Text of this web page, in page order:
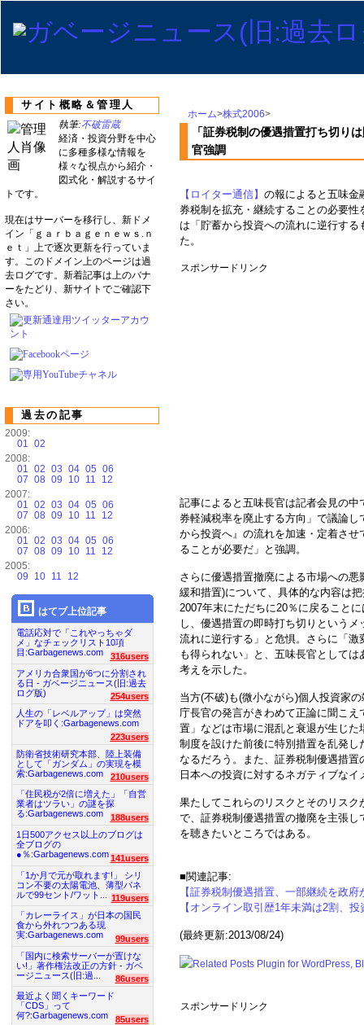
ホーム>株式2006>
「証券税制の優遇措置打ち切り
官強調
【ロイター通信】 の報によると五味金
券税制を拡充・継続することの必要
は「貯蓄から投資への流れに逆行す
た。
スポンサードリンク
記事によると五味長官は記者会見の
券軽減税率を廃止する方向」で議論
から投資へ』の流れを加速・定着さ
ることが必要だ」と強調。
さらに優遇措置撤廃による市場への
緩和措置)について、具体的な内容は
2007年末にただちに20％に戻ること
し、優遇措置の即時打ち切りという
流れに逆行する」と危惧。さらに「
も得られない」と、五味長官として
考えを示した。
当方(不破)も(微小ながら)個人投資家
庁長官の発言がきわめて正論に聞こ
置」などは市場に混乱と衰退が生じ
制度を設けた前後に特別措置を乱発
なるだろう。また、証券税制優遇措
日本への投資に対するネガティブな
果たしてこれらのリスクとそのリス
で、証券税制優遇措置の撤廃を主張
を聴きたいところではある。
■関連記事:
【証券税制優遇措置、一部継続を政
【オンライン取引歴1年未満は2割、
(最終更新:2013/08/24)
スポンサードリンク
サイト概略＆管理人
執筆:不破雷蔵
経済・投資分野を中心
に多種多様な情報を
様々な視点から紹介・
図式化・解説するサイ
トです。
現在はサーバーを移行し、新ドメ
イン「ｇａｒｂａｇｅｎｅｗｓ.ｎ
ｅｔ」上で逐次更新を行っていま
す。このドメイン上のページは過
去ログです。新着記事は上のバナ
ーをたどり、新サイトでご確認下
さい。
過去の記事
2009:
01 02
2008:
01 02 03 04 05 06
07 08 09 10 11
12
2007:
01 02 03 04 05 06
07 08 09 10 11
12
2006:
01 02 03 04 05 06
07 08 09 10 11
12
2005:
09
10 11 12
はてブ上位記事
電話応対で「これやっちゃダ
メ」なチェックリスト10項
目:Garbagenews.com
316users
アメリカ合衆国が6つに分割され
る日 - ガベージニュース(旧:過去
ログ版)
254users
人生の「レベルアップ」は突然
ドアを叩く:Garbagenews.com
223users
防衛省技術研究本部、陸上装備
として「ガンダム」の実現を模
索:Garbagenews.com
210users
「住民税が2倍に増えた」「自営
業者はツラい」の謎を探
る:Garbagenews.com
188users
1日500アクセス以上のブログは
全ブログの
●％:Garbagenews.com 141users
「1か月で元が取れます!」 シリ
コン不要の太陽電池、薄型パネ
ルで99セント/ワット...
119users
「カレーライス」が日本の国民
食から外れつつある現
実:Garbagenews.com
99users
「国内に検索サーバーが置けな
い!」著作権法改正の方針 - ガベ
ージニュース(旧:過...
86users
最近よく聞くキーワード
「CDS」って
何?:Garbagenews.com
85users